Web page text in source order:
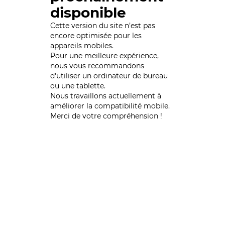
disponible
Cette version du site n’est pas
encore optimisée pour les
appareils mobiles.
Pour une meilleure expérience,
nous vous recommandons
d'utiliser un ordinateur de bureau
ou une tablette.
Nous travaillons actuellement à
améliorer la compatibilité mobile.
Merci de votre compréhension !